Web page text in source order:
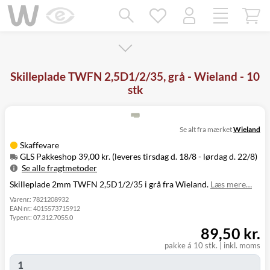
Skilleplade TWFN 2,5D1/2/35, grå - Wieland - 10
stk
Skaffevare
GLS Pakkeshop 39,00 kr. (leveres tirsdag d. 18/8 - lørdag d. 22/8)
Se alle fragtmetoder
Metode
Pris
Leveres
GLS Pakkeshop
mandag d. 24/8
GLS Erhverv
Tirsdag d. 18/8
Se alt fra mærketWieland
Skilleplade 2mm TWFN 2,5D1/2/35 i grå fra Wieland. Læs mere…
Varenr.: 7821208932
EAN nr.: 4015573715912
Typenr.: 07.312.7055.0
pakke á 10 stk. inkl. moms
89,50 kr.
Mangler chatten?
Ret samtykke!